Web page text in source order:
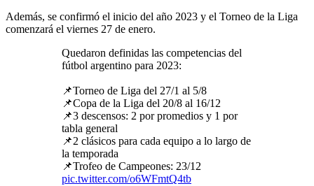
Además, se confirmó el inicio del año 2023 y el Torneo de la Liga
comenzará el viernes 27 de enero.
Quedaron definidas las competencias del
fútbol argentino para 2023:
📌Torneo de Liga del 27/1 al 5/8
📌Copa de la Liga del 20/8 al 16/12
📌3 descensos: 2 por promedios y 1 por
tabla general
📌2 clásicos para cada equipo a lo largo de
la temporada
📌Trofeo de Campeones: 23/12
pic.twitter.com/o6WFmtQ4tb